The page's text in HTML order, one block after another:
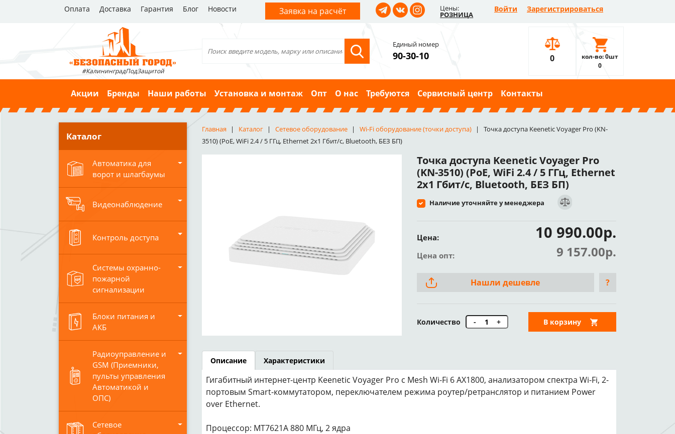
Оплата Доставка Гарантия Блог Новости Заявка на расчёт Цены:
РОЗНИЦА
Войти Зарегистрироваться
#КалининградПодЗащитой
Единый номер
90-30-10 0
кол-во: 0шт
0
Акции Бренды Наши работы Установка и монтаж Опт О нас Требуются Сервисный центр Контакты
Каталог
Автоматика для
ворот и шлагбаумы
Видеонаблюдение
Контроль доступа
Системы охранно-
пожарной
сигнализации
Блоки питания и
АКБ
Радиоуправление и
GSM (Приемники,
пульты управления
Автоматикой и
ОПС)
Сетевое
Главная Каталог Сетевое оборудование Wi-Fi оборудование (точки доступа)
Точка доступа Keenetic Voyager Pro (KN-
3510) (PoE, WiFi 2.4 / 5 ГГц, Ethernet 2x1 Гбит/с, Bluetooth, БЕЗ БП)
Точка доступа Keenetic Voyager Pro
(KN-3510) (PoE, WiFi 2.4 / 5 ГГц, Ethernet
2x1 Гбит/с, Bluetooth, БЕЗ БП)
Наличие уточняйте у менеджера
Цена: 10 990.00р.
Цена опт: 9 157.00р.
Нашли дешевле ?
Количество - + В корзину
Описание Характеристики
Гигабитный интернет-центр Keenetic Voyager Pro с Mesh Wi-Fi 6 AX1800, анализатором спектра Wi-Fi, 2-
портовым Smart-коммутатором, переключателем режима роутер/ретранслятор и питанием Power
over Ethernet.
Процессор: MT7621A 880 МГц, 2 ядра